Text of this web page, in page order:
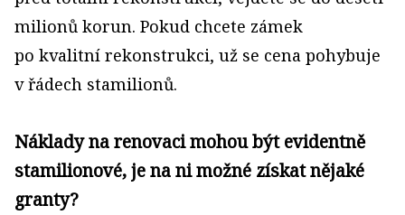
milionů korun. Pokud chcete zámek
po kvalitní rekonstrukci, už se cena pohybuje
v řádech stamilionů.
Náklady na renovaci mohou být evidentně
stamilionové, je na ni možné získat nějaké
granty?